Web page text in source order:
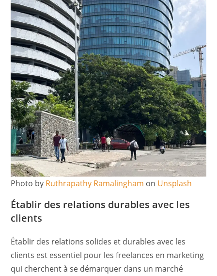
Photo by Ruthrapathy Ramalingham on Unsplash
Établir des relations durables avec les
clients
Établir des relations solides et durables avec les
clients est essentiel pour les freelances en marketing
qui cherchent à se démarquer dans un marché